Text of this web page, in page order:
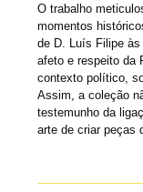
O trabalho
momentos
de D. Luís Filipe
afeto e respeito da
contexto político,
Assim, a coleção
testemunho da
arte de criar peças